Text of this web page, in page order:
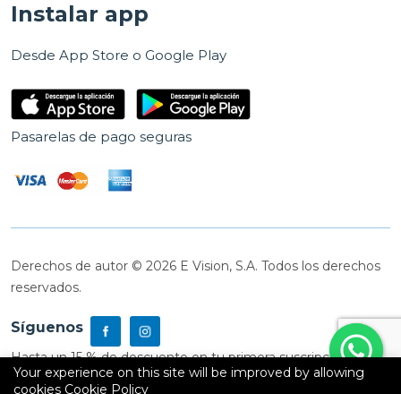
Instalar app
Desde App Store o Google Play
Pasarelas de pago seguras
Derechos de autor © 2026 E Vision, S.A. Todos los derechos
reservados.
Síguenos
Hasta un 15 % de descuento en tu primera suscripción
Your experience on this site will be improved by allowing
cookies Cookie Policy